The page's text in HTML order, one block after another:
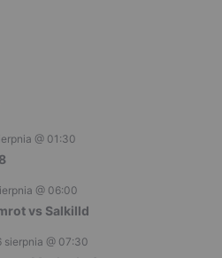
@ 01:30
@ 06:00
vs Salkilld
sierpnia @ 07:30